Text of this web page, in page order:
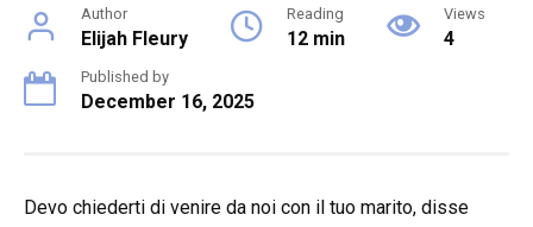
Author
Elijah Fleury
Reading
12 min
Views
4
Published by
December 16, 2025
Devo chiederti di venire da noi con il tuo marito, disse